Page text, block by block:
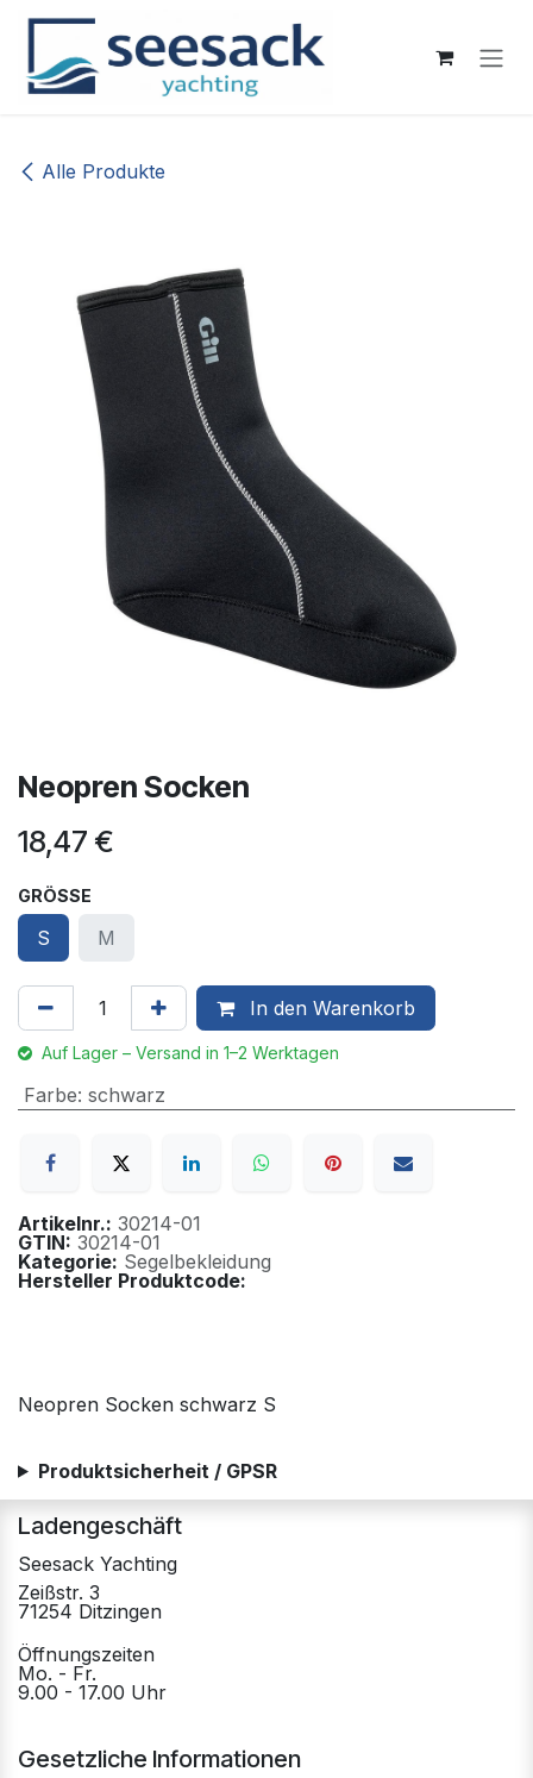
Zum Inhalt springen
Alle Produkte
Neopren Socken
18,47 €
GRÖSSE
S M
In den Warenkorb
Auf Lager – Versand in 1–2 Werktagen
Farbe: schwarz
Artikelnr.: 30214-01
GTIN: 30214-01
Kategorie: Segelbekleidung
Hersteller Produktcode:
Neopren Socken schwarz S
Produktsicherheit / GPSR
Ladengeschäft
Seesack Yachting
Zeißstr. 3
71254 Ditzingen
Öffnungszeiten
Mo. - Fr.
9.00 - 17.00 Uhr
Gesetzliche Informationen